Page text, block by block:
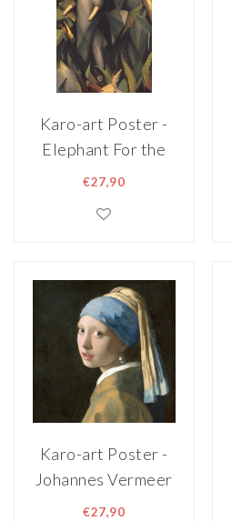
Karo-art Poster -
Elephant For the
Zoo, Olifant, 1933
Premium Print
€27,90
Karo-art Poster -
Johannes Vermeer
- Het meisje met
€27,90